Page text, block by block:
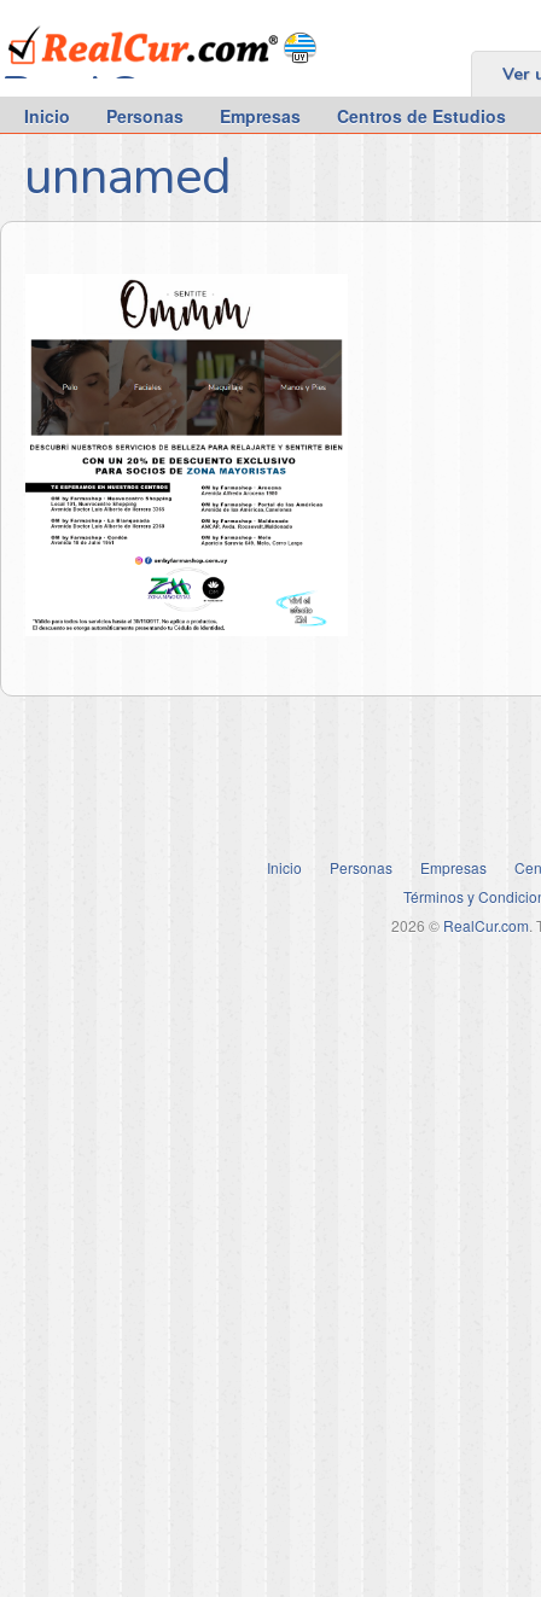
RealCur.com Ver
Inicio Personas Empresas Centros de Estudios
unnamed
Inicio Personas Empresas
Términos y
2026 © RealCur.com.